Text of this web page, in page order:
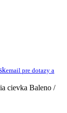
email pre dotazy a
cievka Baleno /